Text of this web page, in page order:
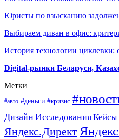
Юристы по взысканию
Выбираем диван в офис:
История технологии
Digital-рынки Беларуси,
Метки
#авто #деньги #кризис
Дизайн Исследования Кейсы
Яндекс.Директ